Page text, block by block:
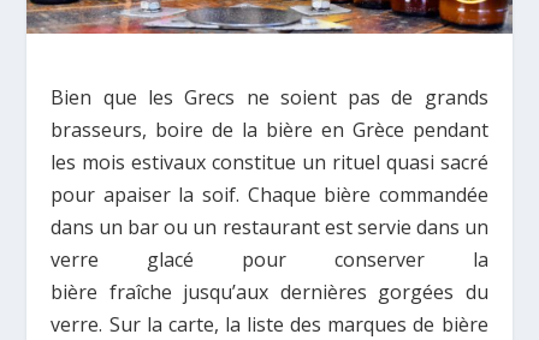
Bien que les Grecs ne soient pas de grands
brasseurs, boire de la bière en Grèce pendant
les mois estivaux constitue un rituel quasi sacré
pour apaiser la soif. Chaque bière commandée
dans un bar ou un restaurant est servie dans un
verre glacé pour conserver la
bière fraîche jusqu’aux dernières gorgées du
verre. Sur la carte, la liste des marques de bière